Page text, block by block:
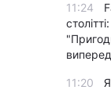
11:24
11:20